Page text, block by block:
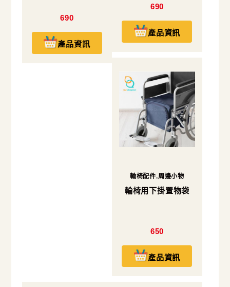
690
產品資訊
690
產品資訊
輪椅配件.周邊小物
輪椅用下掛置物袋
650
產品資訊